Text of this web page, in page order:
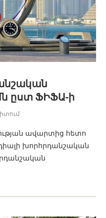
ըստ ՖԻՖԱ-ի
ավարտից հետո
խորհրդանշական